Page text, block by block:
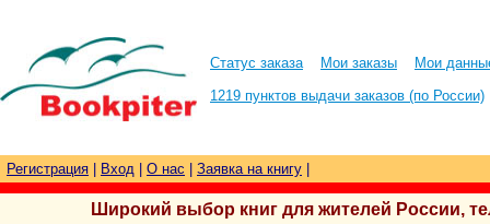
Статус заказа Мои заказы
Мои
1219 пунктов выдачи заказов (по России)
Регистрация Вход О нас Заявка на книгу
Широкий выбор книг для жителей России,